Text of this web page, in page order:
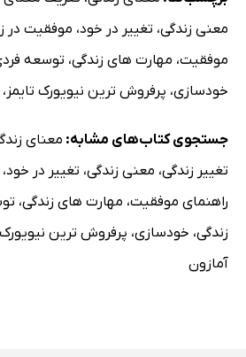
معنی زندگی، تغییر در خود، موفقیت در
موفقیت، مهارت های زندگی، توسعه
خودسازی، پرفروش ترین نیویورک تایمز ،
جستجوی کتاب‌های مشابه: معنای
تغییر زندگی، معنی زندگی، تغییر در خود،
راهنمای موفقیت، مهارت های زندگی،
زندگی، خودسازی، پرفروش ترین نیویورک
آمازون